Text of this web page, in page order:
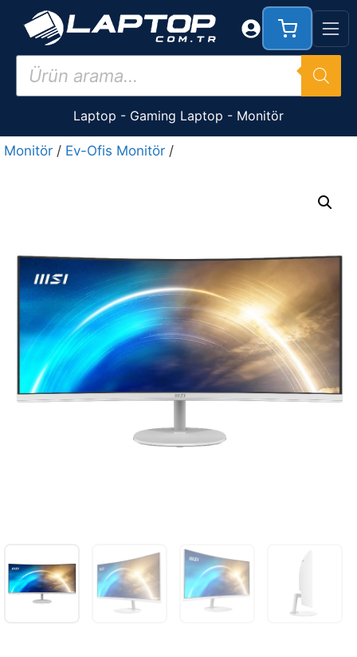
İçeriğe
Products
search
Laptop - Gaming Laptop - Monitör
Monitör / Ev-Ofis Monitör /